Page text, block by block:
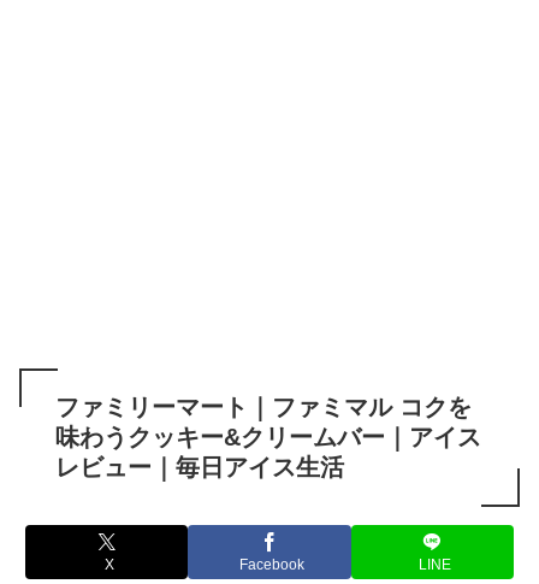
ファミリーマート｜ファミマル コクを
味わうクッキー&クリームバー｜アイス
レビュー｜毎日アイス生活
X Facebook LINE